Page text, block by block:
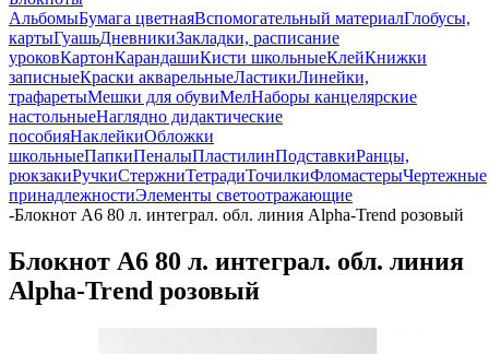
АльбомыБумага цветнаяВспомогательный материалГлобусы,
картыГуашьДневникиЗакладки, расписание
уроковКартонКарандашиКисти школьныеКлейКнижки
записныеКраски акварельныеЛастикиЛинейки,
трафаретыМешки для обувиМелНаборы канцелярские
настольныеНаглядно дидактические
пособияНаклейкиОбложки
школьныеПапкиПеналыПластилинПодставкиРанцы,
рюкзакиРучкиСтержниТетрадиТочилкиФломастерыЧертежные
принадлежностиЭлементы светоотражающие
-Блокнот А6 80 л. интеграл. обл. линия Alpha-Trend розовый
Блокнот А6 80 л. интеграл. обл. линия
Alpha-Trend розовый